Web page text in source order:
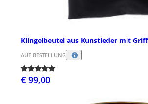
Klingelbeutel aus Kunstleder mit
AUF BESTELLUNG
€ 99,00